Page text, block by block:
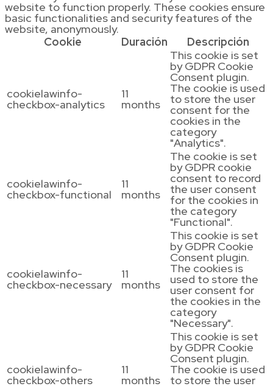
website to function properly. These cookies ensure
basic functionalities and security features of the
website, anonymously.
Cookie
Duración Descripción
cookielawinfo-
checkbox-analytics
11
months
This cookie is set
by GDPR Cookie
Consent plugin.
The cookie is used
to store the user
consent for the
cookies in the
category
"Analytics".
cookielawinfo-
checkbox-functional
11
months
The cookie is set
by GDPR cookie
consent to record
the user consent
for the cookies in
the category
"Functional".
cookielawinfo-
checkbox-necessary
11
months
This cookie is set
by GDPR Cookie
Consent plugin.
The cookies is
used to store the
user consent for
the cookies in the
category
"Necessary".
cookielawinfo-
checkbox-others
11
months
This cookie is set
by GDPR Cookie
Consent plugin.
The cookie is used
to store the user